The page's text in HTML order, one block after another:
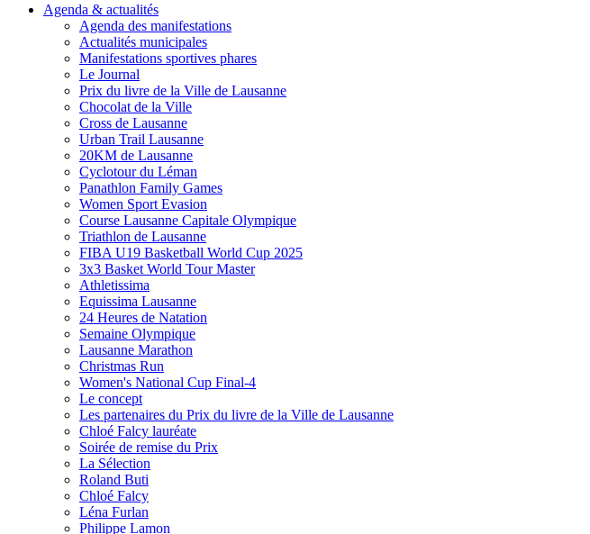
Agenda & actualités
Agenda des manifestations
Actualités municipales
Manifestations sportives phares
Le Journal
Prix du livre de la Ville de Lausanne
Chocolat de la Ville
Cross de Lausanne
Urban Trail Lausanne
20KM de Lausanne
Cyclotour du Léman
Panathlon Family Games
Women Sport Evasion
Course Lausanne Capitale Olympique
Triathlon de Lausanne
FIBA U19 Basketball World Cup 2025
3x3 Basket World Tour Master
Athletissima
Equissima Lausanne
24 Heures de Natation
Semaine Olympique
Lausanne Marathon
Christmas Run
Women's National Cup Final-4
Le concept
Les partenaires du Prix du livre de la Ville de Lausanne
Chloé Falcy lauréate
Soirée de remise du Prix
La Sélection
Roland Buti
Chloé Falcy
Léna Furlan
Philippe Lamon